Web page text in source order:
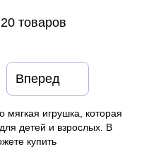
товаров
Вперед
игрушка, которая
детей и взрослых. В
купить